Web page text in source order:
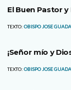
El Buen Pastor
TEXTO: OBISPO JOSE
¡Señor mío y
TEXTO: OBISPO JOSE